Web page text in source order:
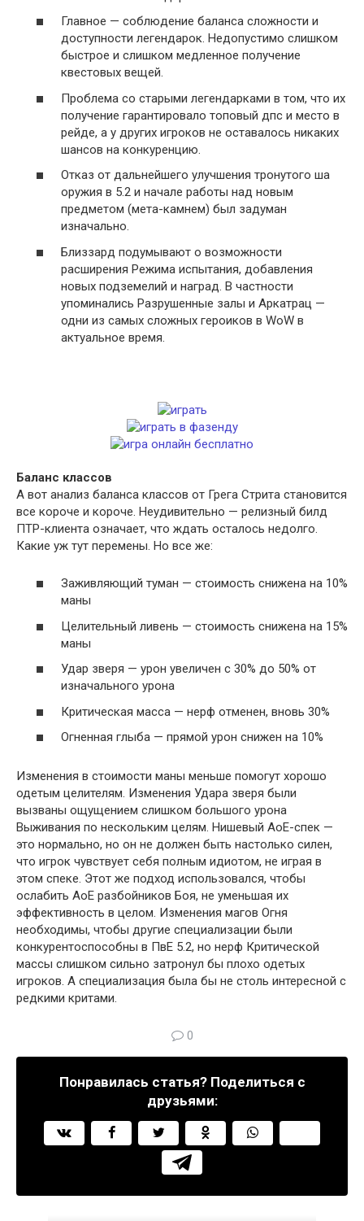
Главное — соблюдение баланса сложности и
доступности легендарок. Недопустимо слишком
быстрое и слишком медленное получение
квестовых вещей.
Проблема со старыми легендарками в том, что их
получение гарантировало топовый дпс и место в
рейде, а у других игроков не оставалось никаких
шансов на конкуренцию.
Отказ от дальнейшего улучшения тронутого ша
оружия в 5.2 и начале работы над новым
предметом (мета-камнем) был задуман
изначально.
Близзард подумывают о возможности
расширения Режима испытания, добавления
новых подземелий и наград. В частности
упоминались Разрушенные залы и Аркатрац —
одни из самых сложных героиков в WoW в
актуальное время.
Баланс классов
А вот анализ баланса классов от Грега Стрита становится
все короче и короче. Неудивительно — релизный билд
ПТР-клиента означает, что ждать осталось недолго.
Какие уж тут перемены. Но все же:
Заживляющий туман — стоимость снижена на 10%
маны
Целительный ливень — стоимость снижена на 15%
маны
Удар зверя — урон увеличен с 30% до 50% от
изначального урона
Критическая масса — нерф отменен, вновь 30%
Огненная глыба — прямой урон снижен на 10%
Изменения в стоимости маны меньше помогут хорошо
одетым целителям. Изменения Удара зверя были
вызваны ощущением слишком большого урона
Выживания по нескольким целям. Нишевый АоЕ-спек —
это нормально, но он не должен быть настолько силен,
что игрок чувствует себя полным идиотом, не играя в
этом спеке. Этот же подход использовался, чтобы
ослабить АоЕ разбойников Боя, не уменьшая их
эффективность в целом. Изменения магов Огня
необходимы, чтобы другие специализации были
конкурентоспособны в ПвЕ 5.2, но нерф Критической
массы слишком сильно затронул бы плохо одетых
игроков. А специализация была бы не столь интересной с
редкими критами.
0
Понравилась статья? Поделиться с
друзьями: